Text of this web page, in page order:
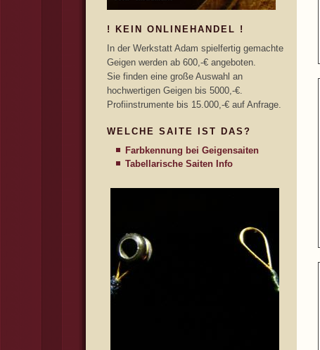
! KEIN ONLINEHANDEL !
In der Werkstatt Adam spielfertig gemachte
Geigen werden ab 600,-€ angeboten.
Sie finden eine große Auswahl an
hochwertigen Geigen bis 5000,-€.
Profiinstrumente bis 15.000,-€ auf Anfrage.
WELCHE SAITE IST DAS?
Farbkennung bei Geigensaiten
Tabellarische Saiten Info